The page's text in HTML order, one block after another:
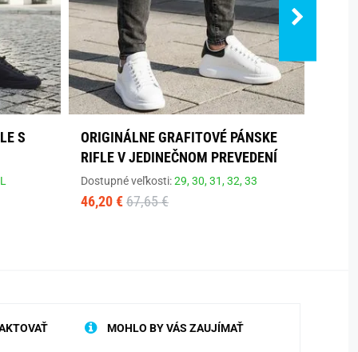
S
ORIGINÁLNE GRAFITOVÉ PÁNSKE
RIFLE V JEDINEČNOM PREVEDENÍ
Dostupné veľkosti:29,30,31,32,33
46,20 € 67,65 €
MOHLO BY VÁS ZAUJÍMAŤ